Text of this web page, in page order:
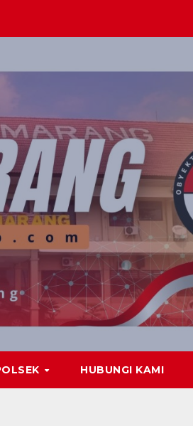
HUBUNGI KAMI